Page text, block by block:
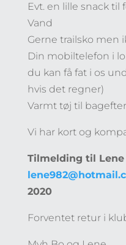
Evt. en lille snack til
Vand
Gerne trailsko men
Din mobiltelefon i
du kan få fat i os
hvis det regner)
Varmt tøj til bagefter
Vi har kort og
Tilmelding til
2020
Forventet retur i